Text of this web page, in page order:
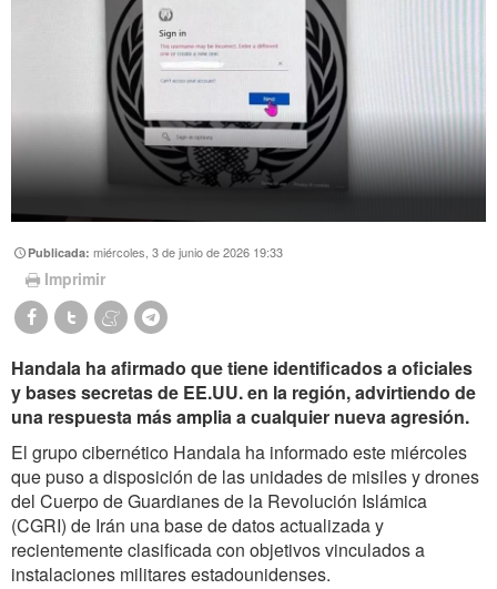
Publicada:miércoles, 3 de junio de 2026 19:33
Imprimir
Handala ha afirmado que tiene identificados a oficiales
y bases secretas de EE.UU. en la región, advirtiendo de
una respuesta más amplia a cualquier nueva agresión.
El grupo cibernético Handala ha informado este miércoles
que puso a disposición de las unidades de misiles y drones
del Cuerpo de Guardianes de la Revolución Islámica
(CGRI) de Irán una base de datos actualizada y
recientemente clasificada con objetivos vinculados a
instalaciones militares estadounidenses.